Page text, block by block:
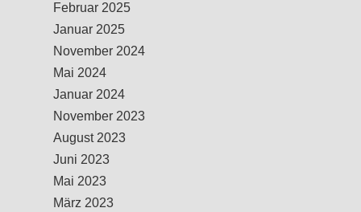
Februar 2025
Januar 2025
November 2024
Mai 2024
Januar 2024
November 2023
August 2023
Juni 2023
Mai 2023
März 2023